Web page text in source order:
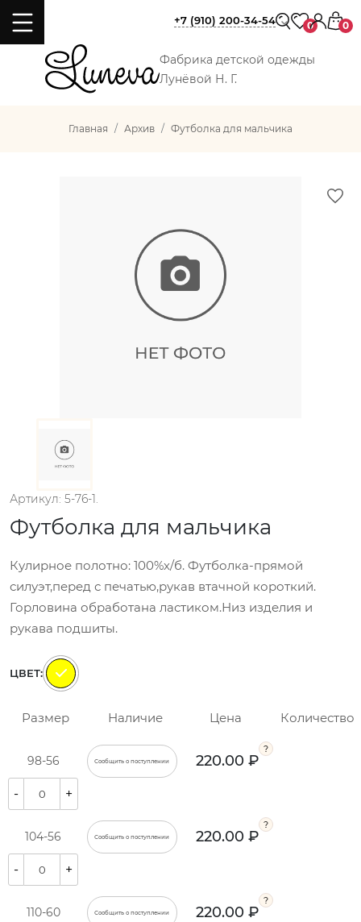
Фабрика детской одежды
Лунёвой Н. Г.
+7 (910) 200-34-54 0 0
Главная Архив Футболка для мальчика
Артикул: 5-76-1.
Футболка для мальчика
Кулирное полотно: 100%х/б. Футболка-прямой
силуэт,перед с печатью,рукав втачной короткий.
Горловина обработана ластиком.Низ изделия и
рукава подшиты.
ЦВЕТ:
Размер Наличие Цена Количество
98-56 Сообщить о поступлении 220.00 ₽
- +
104-56 Сообщить о поступлении 220.00 ₽
- +
110-60 Сообщить о поступлении 220.00 ₽